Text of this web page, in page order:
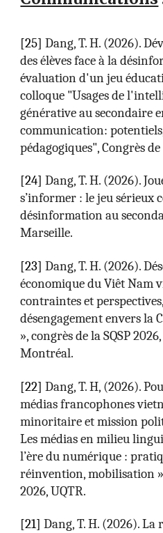
[25]Dang, T. H. (2026).
des élèves face à la
évaluation d'un jeu
colloque "Usages de
générative au secondaire
communication:
pédagogiques", Congrès de
[24]Dang, T. H. (2026).
s’informer : le jeu sérieux
désinformation au
Marseille.
[23]Dang, T. H. (2026).
économique du Viêt Nam
contraintes et
désengagement envers la
», congrès de la SQSP
Montréal.
[22]Dang, T. H, (2026).
médias francophones
minoritaire et mission
Les médias en milieu
l’ère du numérique :
réinvention, mobilisation »,
2026, UQTR.
[21]Dang, T. H. (2026).